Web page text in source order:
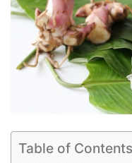
Table of Contents